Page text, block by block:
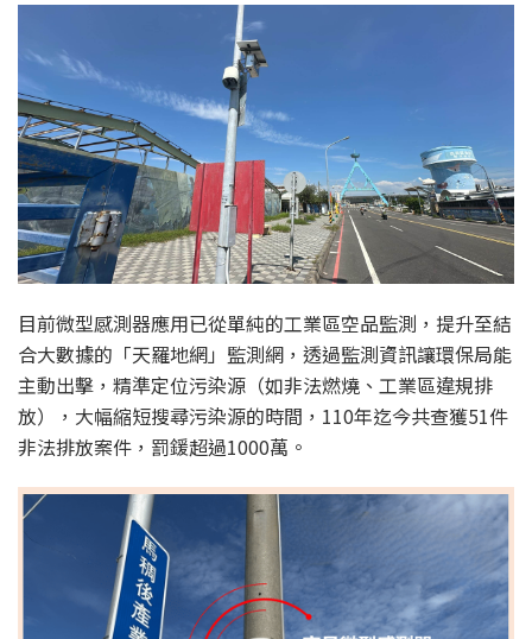
目前微型感測器應用已從單純的工業區空品監測，提升至結
合大數據的「天羅地網」監測網，透過監測資訊讓環保局能
主動出擊，精準定位污染源（如非法燃燒、工業區違規排
放），大幅縮短搜尋污染源的時間，110年迄今共查獲51件
非法排放案件，罰鍰超過1000萬。